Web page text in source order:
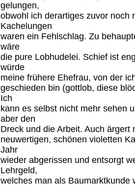
gelungen,
obwohl ich derartiges zuvor noch
Kachelungen
waren ein Fehlschlag. Zu
wäre
die pure Lobhudelei. Schief ist
würde
meine frühere Ehefrau, von der
geschieden bin (gottlob, diese
Ich
kann es selbst nicht mehr sehen
aber den
Dreck und die Arbeit. Auch
neuwertigen, schönen violetten
Jahr
wieder abgerissen und entsorgt
Lehrgeld,
welches man als Baumarktkunde